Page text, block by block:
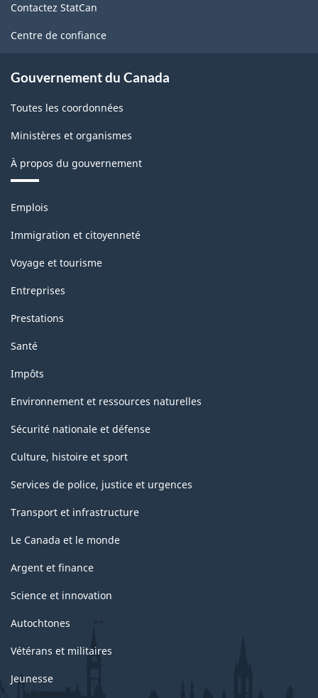
ce
site
Contactez StatCan
Centre de confiance
Gouvernement du Canada
Toutes les coordonnées
Ministères et organismes
À propos du gouvernement
Thèmes
sujets
Emplois
Immigration et citoyenneté
Voyage et tourisme
Entreprises
Prestations
Santé
Impôts
Environnement et ressources naturelles
Sécurité nationale et défense
Culture, histoire et sport
Services de police, justice et urgences
Transport et infrastructure
Le Canada et le monde
Argent et finance
Science et innovation
Autochtones
Vétérans et militaires
Jeunesse